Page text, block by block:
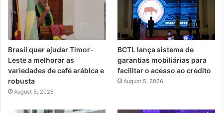
Brasil quer ajudar Timor-
Leste a melhorar as
variedades de café arábica e
robusta
August 5, 2026
BCTL lança sistema de
garantias mobiliárias para
facilitar o acesso ao crédito
August 5, 2026